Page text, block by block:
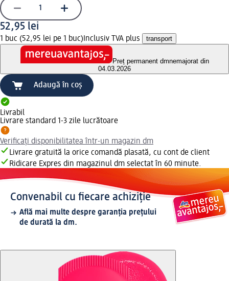
52,95 lei
1 buc (52,95 lei pe 1 buc) Inclusiv TVA plus transport
Preț permanent dmnemajorat din
04.03.2026
Adaugă în coș
Livrabil
Livrare standard 1-3 zile lucrătoare
Verificați disponibilitatea într-un magazin dm
Livrare gratuită la orice comandă plasată, cu cont de client
Ridicare Expres din magazinul dm selectat în 60 minute.
Convenabil cu fiecare achiziție
Află mai multe despre garanția prețului
de durată la dm.